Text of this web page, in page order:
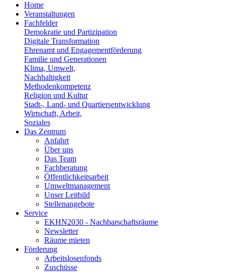
Home
Veranstaltungen
Fachfelder
Demokratie und Partizipation
Digitale Transformation
Ehrenamt und Engagementförderung
Familie und Generationen
Klima, Umwelt,
Nachhaltigkeit
Methodenkompetenz
Religion und Kultur
Stadt-, Land- und Quartiersentwicklung
Wirtschaft, Arbeit,
Soziales
Das Zentrum
Anfahrt
Über uns
Das Team
Fachberatung
Öffentlichkeitsarbeit
Umweltmanagement
Unser Leitbild
Stellenangebote
Service
EKHN2030 - Nachbarschaftsräume
Newsletter
Räume mieten
Förderung
Arbeitslosenfonds
Zuschüsse